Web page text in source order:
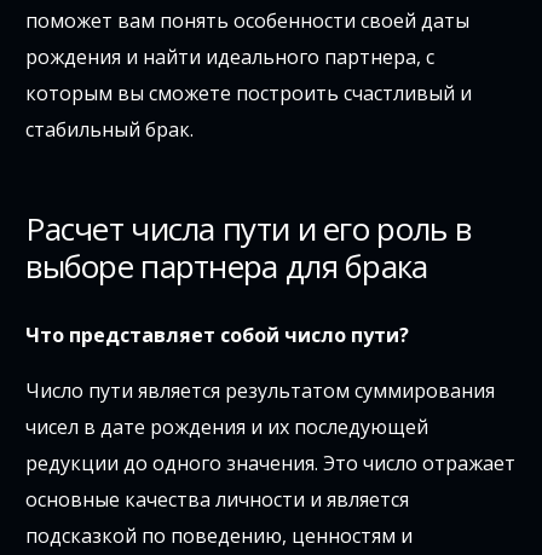
поможет вам понять особенности своей даты
рождения и найти идеального партнера, с
которым вы сможете построить счастливый и
стабильный брак.
Расчет числа пути и его роль в
выборе партнера для брака
Что представляет собой число пути?
Число пути является результатом суммирования
чисел в дате рождения и их последующей
редукции до одного значения. Это число отражает
основные качества личности и является
подсказкой по поведению, ценностям и